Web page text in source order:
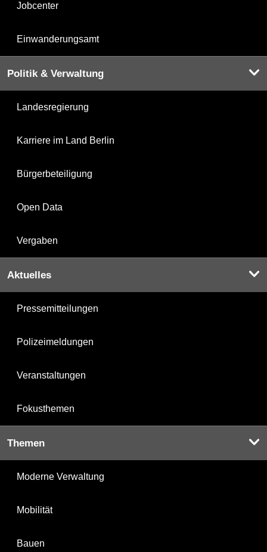
Jobcenter
Einwanderungsamt
Politik & Verwaltung
Landesregierung
Karriere im Land Berlin
Bürgerbeteiligung
Open Data
Vergaben
Aktuelles
Pressemitteilungen
Polizeimeldungen
Veranstaltungen
Fokusthemen
Themen
Moderne Verwaltung
Mobilität
Bauen